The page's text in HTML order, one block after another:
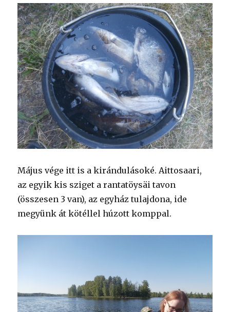
Május vége itt is a kirándulásoké. Aittosaari,
az egyik kis sziget a rantatöysäi tavon
(összesen 3 van), az egyház tulajdona, ide
megyünk át kötéllel húzott komppal.